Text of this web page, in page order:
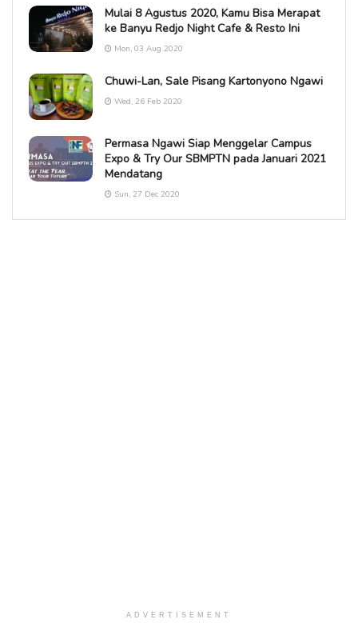
Mulai 8 Agustus 2020, Kamu Bisa Merapat
ke Banyu Redjo Night Cafe & Resto Ini
Mon, 03 Aug 2020
Chuwi-Lan, Sale Pisang Kartonyono Ngawi
Wed, 26 Feb 2020
Permasa Ngawi Siap Menggelar Campus
Expo & Try Our SBMPTN pada Januari 2021
Mendatang
Sun, 27 Dec 2020
ADVERTISEMENT